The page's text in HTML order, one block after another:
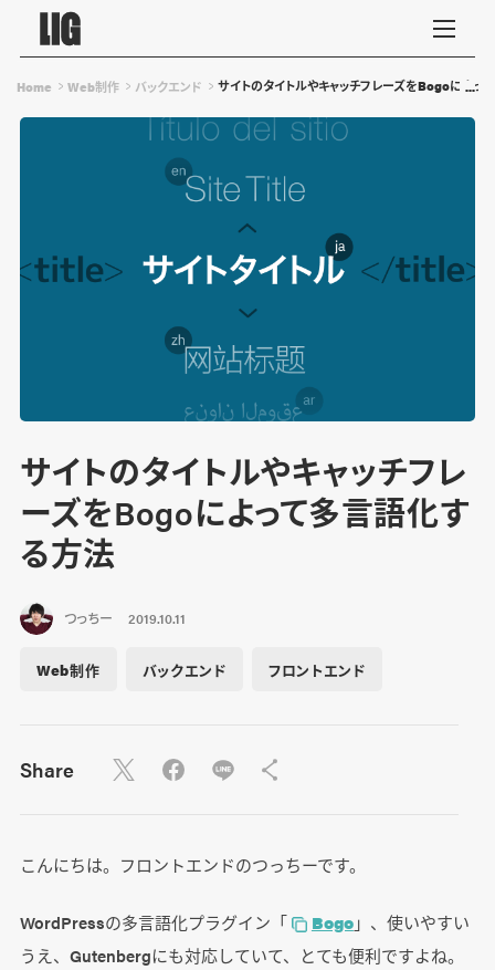
Home Web制作 バックエンド サイトのタイトルやキャッチフレーズをBogoによっ
サイトのタイトルやキャッチフレ
ーズをBogoによって多言語化す
る方法
つっちー 2019.10.11
Web制作 バックエンド フロントエンド
Share
こんにちは。フロントエンドのつっちーです。
WordPressの多言語化プラグイン「 Bogo」、使いやすい
うえ、Gutenbergにも対応していて、とても便利ですよね。